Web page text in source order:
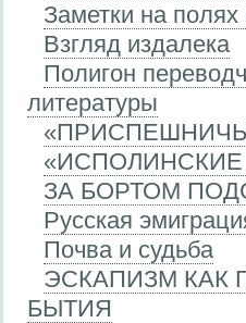
Заметки на
Взгляд издалека
Полигон
литературы
«ИСПОЛИНСКИЕ
ЗА БОРТОМ
Русская
Почва и судьба
ЭСКАПИЗМ КАК
БЫТИЯ